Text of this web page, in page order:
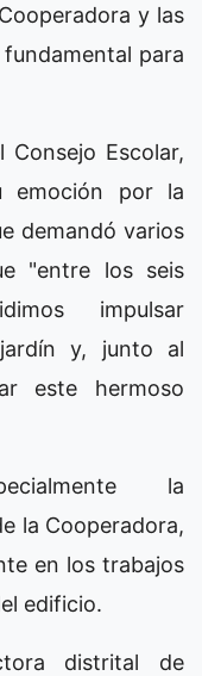
y las
para
Escolar,
emoción por la
demandó varios
"entre los seis
impulsar
y, junto al
este hermoso
la
la Cooperadora,
en los trabajos
edificio.
distrital de